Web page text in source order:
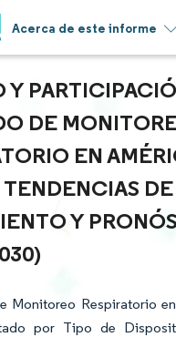
Acerca de este informe
Y
DE
EN
TENDENCIAS DE
Y
Monitoreo Respiratorio
por Tipo de